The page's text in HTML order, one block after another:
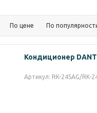
По цене По
Кондиционер
Артикул: RK-24SAG/RK-